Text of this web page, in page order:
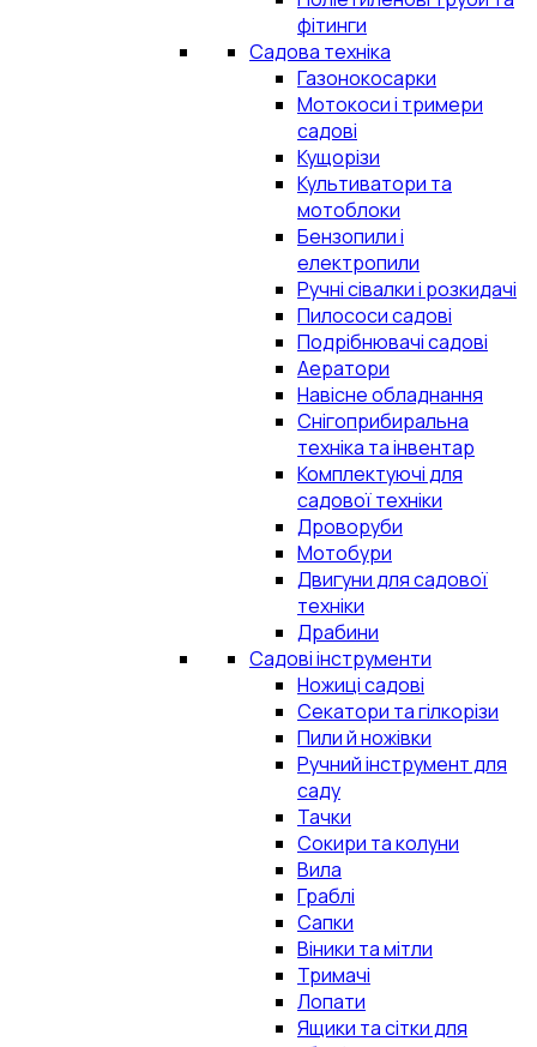
фітинги
Садова техніка
Газонокосарки
Мотокоси і тримери
садові
Кущорізи
Культиватори та
мотоблоки
Бензопили і
електропили
Ручні сівалки і розкидачі
Пилососи садові
Подрібнювачі садові
Аератори
Навісне обладнання
Снігоприбиральна
техніка та інвентар
Комплектуючі для
садової техніки
Дроворуби
Мотобури
Двигуни для садової
техніки
Драбини
Садові інструменти
Ножиці садові
Секатори та гілкорізи
Пили й ножівки
Ручний інструмент для
саду
Тачки
Сокири та колуни
Вила
Граблі
Сапки
Віники та мітли
Тримачі
Лопати
Ящики та сітки для